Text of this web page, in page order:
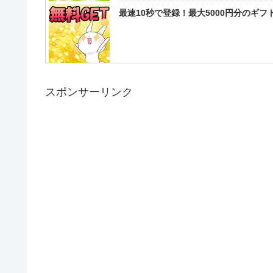
最速10秒で登録！最大5000円分のギフ
スポンサーリンク